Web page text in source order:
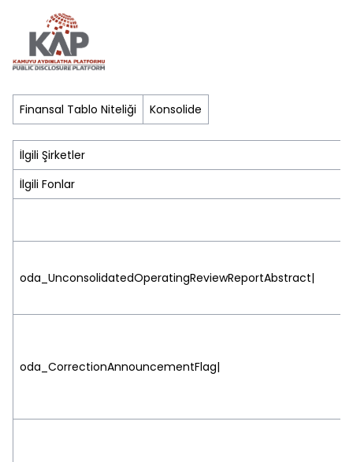
Finansal Tablo Niteliği Konsolide
İlgili Şirketler
İlgili Fonlar
oda_UnconsolidatedOperatingReviewReportAbstract|
oda_CorrectionAnnouncementFlag|